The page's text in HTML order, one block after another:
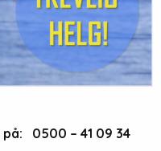
0500 – 41 09 34